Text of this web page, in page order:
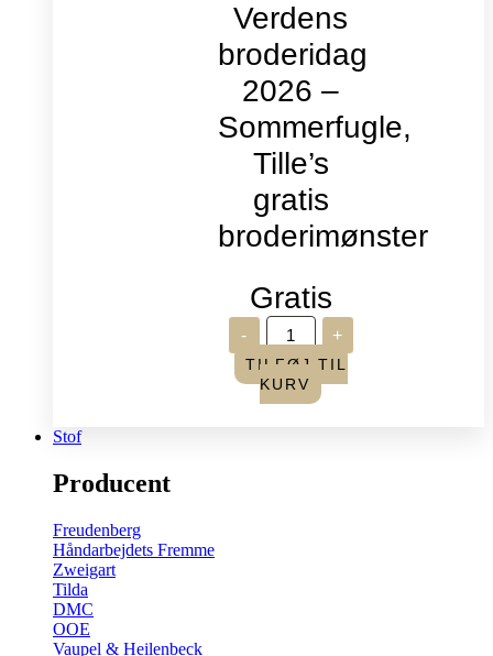
Verdens
broderidag
2026 –
Sommerfugle,
Tille’s
gratis
broderimønster
Gratis
-
Verdens
broderidag
2026
-
Sommerfugle,
+
TILFØJ TIL
KURV
Stof
Producent
Freudenberg
Håndarbejdets Fremme
Zweigart
Tilda
DMC
OOE
Vaupel & Heilenbeck